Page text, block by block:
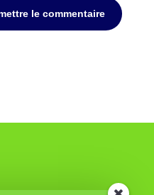
le commentaire